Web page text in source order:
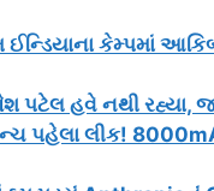
કેમ્પમાં
પટેલ હવે નથી રહ્યા,
પહેલા લીક!